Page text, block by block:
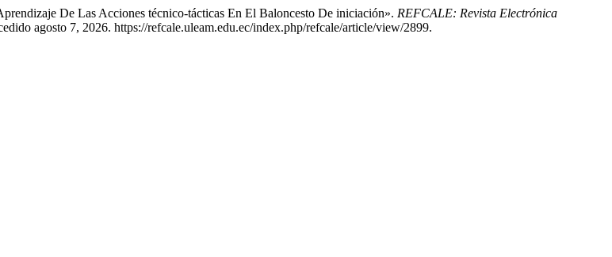
De Las Acciones técnico-tácticas En El Baloncesto De iniciación». REFCALE: Revista Electrónica
agosto 7, 2026. https://refcale.uleam.edu.ec/index.php/refcale/article/view/2899.